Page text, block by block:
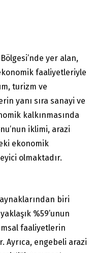
yer alan,
faaliyetleriyle
turizm ve
yanı sıra sanayi ve
kalkınmasında
iklimi, arazi
ekonomik
olmaktadır.
biri
%59’unun
faaliyetlerin
Ayrıca, engebeli arazi